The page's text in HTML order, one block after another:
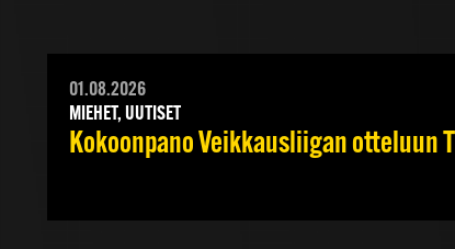
01.08.2026
MIEHET, UUTISET
Kokoonpano Veikkausliigan otteluun